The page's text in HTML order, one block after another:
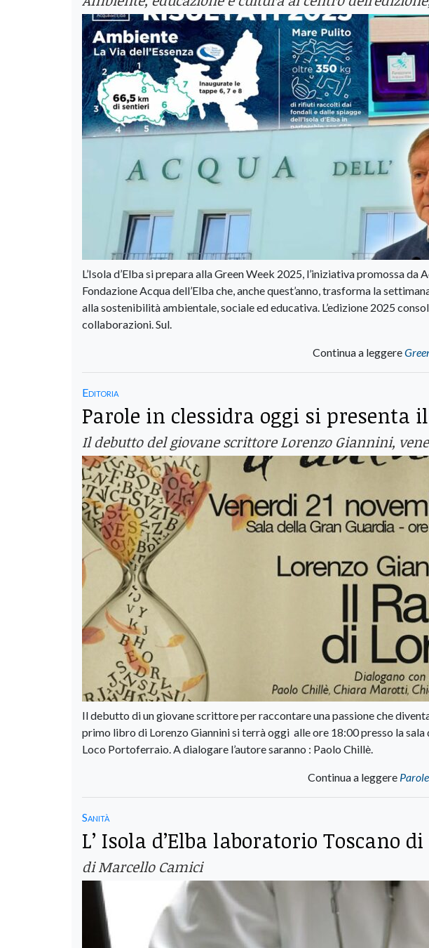
L’Isola d’Elba si prepara alla Green Week 2025, l’iniziativa promossa da
Fondazione Acqua dell’Elba che, anche quest’anno, trasforma la
alla sostenibilità ambientale, sociale ed educativa. L’edizione 2025
collaborazioni. Sul.
Continua a leggere
Editoria
Parole in clessidra oggi si presenta
Il debutto del giovane scrittore Lorenzo Giannini,
Il debutto di un giovane scrittore per raccontare una passione che
primo libro di Lorenzo Giannini si terrà oggi alle ore 18:00 presso la
Loco Portoferraio. A dialogare l’autore saranno : Paolo Chillè.
Continua a leggere
Sanità
L’ Isola d’Elba laboratorio Toscano
di Marcello Camici